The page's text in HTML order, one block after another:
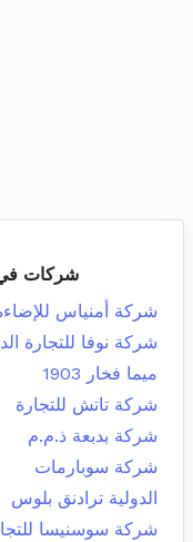
شركات
شركة أمنياس
شركة نوفا للتجارة
ميما فخار 1903
شركة تاتش للتجارة
شركة بدبعة ذ.م.م
شركة سوبارمات
الدولية ترادنق بلوس
شركة سوسنيسا